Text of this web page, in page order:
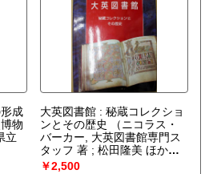
成
物
立
大英図書館 : 秘蔵コレクショ
ンとその歴史
（ニコラス・
バーカー, 大英図書館専門ス
タッフ 著 ; 松田隆美 ほか
訳）
￥2,500